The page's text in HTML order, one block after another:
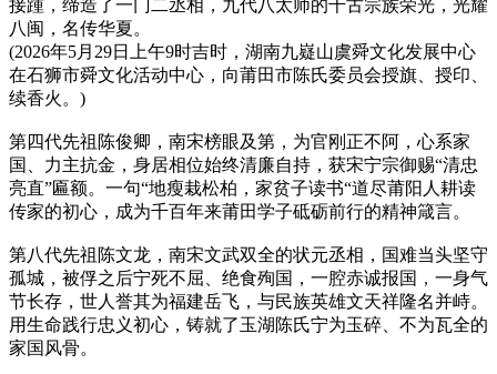
接踵，缔造了一门二丞相，九代八太师的千古宗族荣光，光耀
八闽，名传华夏。
(2026年5月29日上午9时吉时，湖南九嶷山虞舜文化发展中心
在石狮市舜文化活动中心，向莆田市陈氏委员会授旗、授印、
续香火。)
第四代先祖陈俊卿，南宋榜眼及第，为官刚正不阿，心系家
国、力主抗金，身居相位始终清廉自持，获宋宁宗御赐“清忠
亮直”匾额。一句“地瘦栽松柏，家贫子读书“道尽莆阳人耕读
传家的初心，成为千百年来莆田学子砥砺前行的精神箴言。
第八代先祖陈文龙，南宋文武双全的状元丞相，国难当头坚守
孤城，被俘之后宁死不屈、绝食殉国，一腔赤诚报国，一身气
节长存，世人誉其为福建岳飞，与民族英雄文天祥隆名并峙。
用生命践行忠义初心，铸就了玉湖陈氏宁为玉碎、不为瓦全的
家国风骨。